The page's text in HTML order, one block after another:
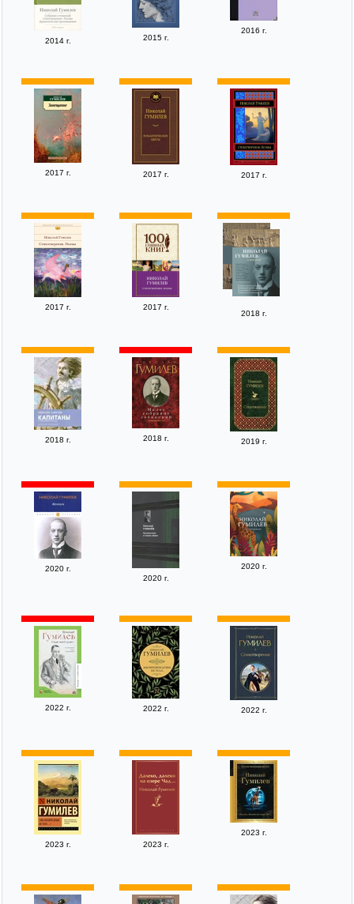
2014 г. 2015 г.
2016 г.
2017 г. 2017 г. 2017 г.
2017 г. 2017 г.
2018 г.
2018 г. 2018 г. 2019 г.
2020 г.
2020 г.
2020 г.
2022 г. 2022 г. 2022 г.
2023 г. 2023 г.
2023 г.